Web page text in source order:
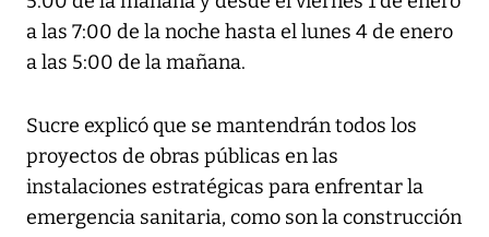
a las 7:00 de la noche hasta el lunes 4 de enero
a las 5:00 de la mañana.
Sucre explicó que se mantendrán todos los
proyectos de obras públicas en las
instalaciones estratégicas para enfrentar la
emergencia sanitaria, como son la construcción